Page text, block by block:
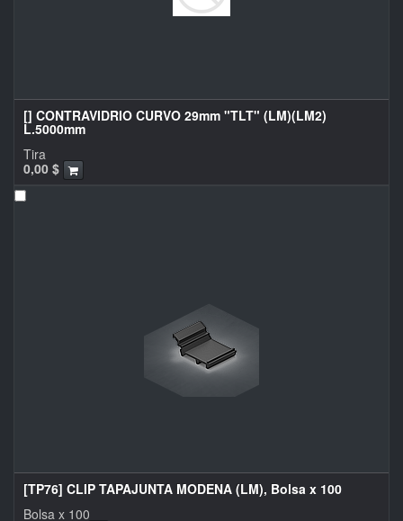
[] CONTRAVIDRIO CURVO 29mm "TLT" (LM)(LM2)
L.5000mm
0,00 $
Tira
[TP76] CLIP TAPAJUNTA MODENA (LM), Bolsa x 100
Bolsa x 100